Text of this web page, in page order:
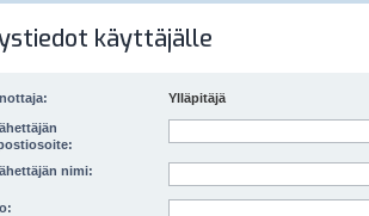
käyttäjälle
Ylläpitäjä
nimi: